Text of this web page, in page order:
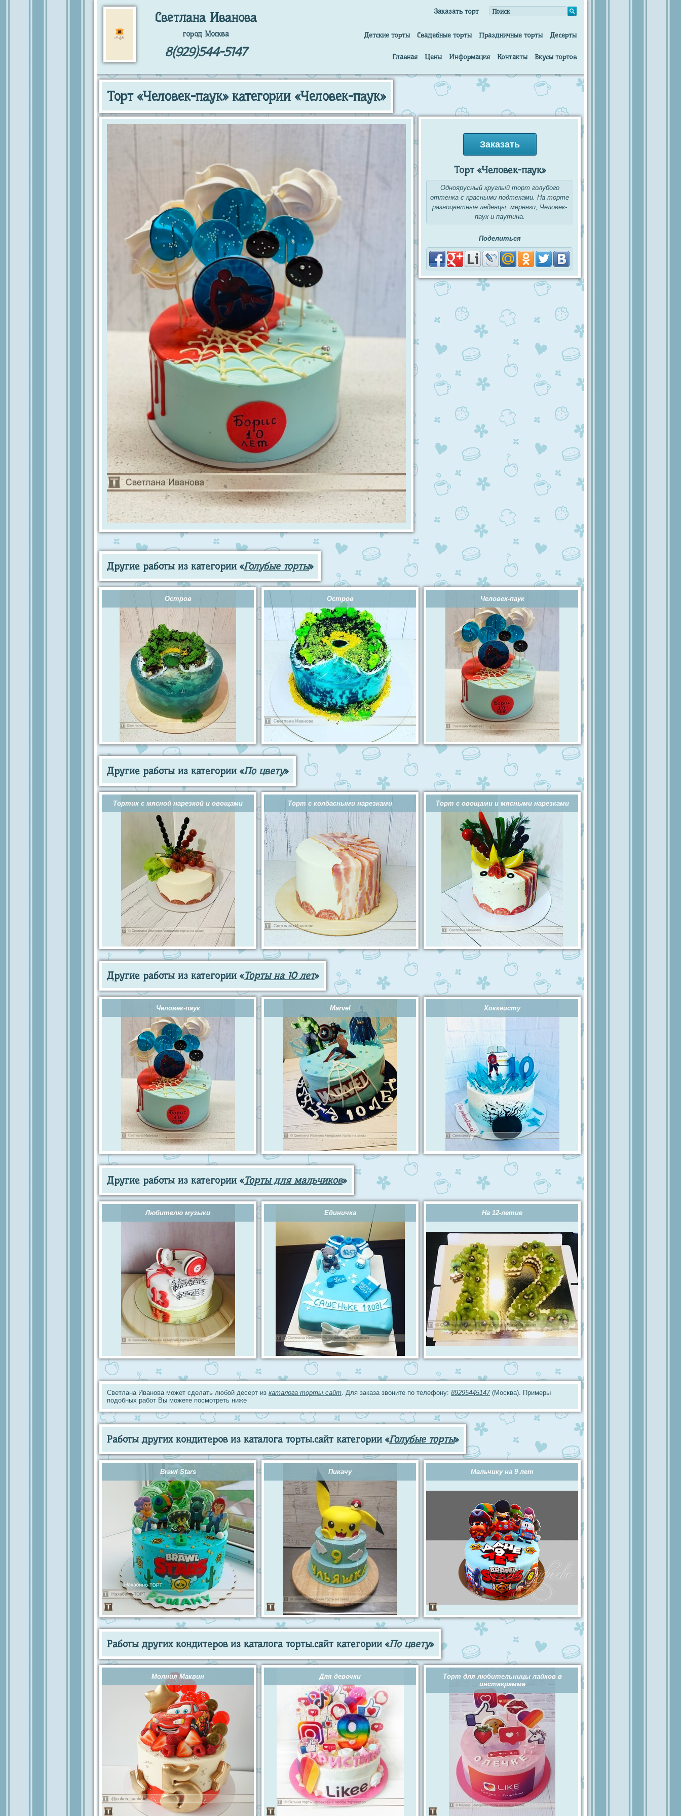
Светлана Иванова
город Москва
8(929)544-5147
Заказать торт
Детские торты Свадебные торты Праздничные торты Десерты
Главная Цены Информация Контакты Вкусы тортов
Торт «Человек-паук» категории «Человек-паук»
Заказать
Торт «Человек-паук»
Одноярусный круглый торт голубого
оттенка с красными подтеками. На торте
разноцветные леденцы, меренги, Человек-
паук и паутина.
Поделиться
Другие работы из категории «Голубые торты»
Остров Остров Человек-паук
Другие работы из категории «По цвету»
Тортик с мясной нарезкой и овощами Торт с колбасными нарезками Торт с овощами и мясными нарезками
Другие работы из категории «Торты на 10 лет»
Человек-паук Marvel Хоккеисту
Другие работы из категории «Торты для мальчиков»
Любителю музыки Единичка На 12-летие
Светлана Иванова может сделать любой десерт из каталога торты.сайт . Для заказа звоните по телефону: 89295445147(Москва). Примеры
подобных работ Вы можете посмотреть ниже
Работы других кондитеров из каталога торты.сайт категории «Голубые торты»
Brawl Stars Пикачу Мальчику на 9 лет
Работы других кондитеров из каталога торты.сайт категории «По цвету»
Молния Маквин Для девочки
Торт для любительницы лайков в
инстаграмме